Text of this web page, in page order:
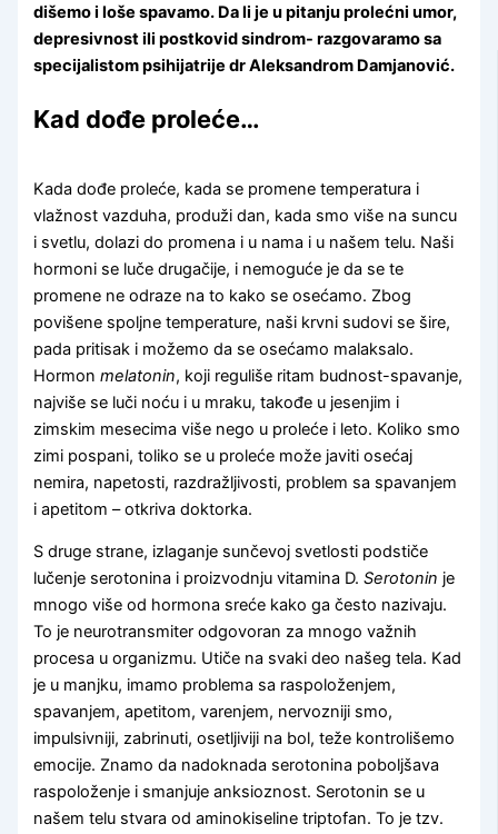
dišemo i loše spavamo. Da li je u pitanju prolećni umor,
depresivnost ili postkovid sindrom- razgovaramo sa
specijalistom psihijatrije dr Aleksandrom Damjanović.
Kad dođe proleće…
Kada dođe proleće, kada se promene temperatura i
vlažnost vazduha, produži dan, kada smo više na suncu
i svetlu, dolazi do promena i u nama i u našem telu. Naši
hormoni se luče drugačije, i nemoguće je da se te
promene ne odraze na to kako se osećamo. Zbog
povišene spoljne temperature, naši krvni sudovi se šire,
pada pritisak i možemo da se osećamo malaksalo.
Hormonmelatonin, koji reguliše ritam budnost-spavanje,
najviše se luči noću i u mraku, takođe u jesenjim i
zimskim mesecima više nego u proleće i leto. Koliko smo
zimi pospani, toliko se u proleće može javiti osećaj
nemira, napetosti, razdražljivosti, problem sa spavanjem
i apetitom – otkriva doktorka.
S druge strane, izlaganje sunčevoj svetlosti podstiče
lučenje serotonina i proizvodnju vitamina D.Serotonin je
mnogo više od hormona sreće kako ga često nazivaju.
To je neurotransmiter odgovoran za mnogo važnih
procesa u organizmu. Utiče na svaki deo našeg tela. Kad
je u manjku, imamo problema sa raspoloženjem,
spavanjem, apetitom, varenjem, nervozniji smo,
impulsivniji, zabrinuti, osetljiviji na bol, teže kontrolišemo
emocije. Znamo da nadoknada serotonina poboljšava
raspoloženje i smanjuje anksioznost. Serotonin se u
našem telu stvara od aminokiseline triptofan. To je tzv.